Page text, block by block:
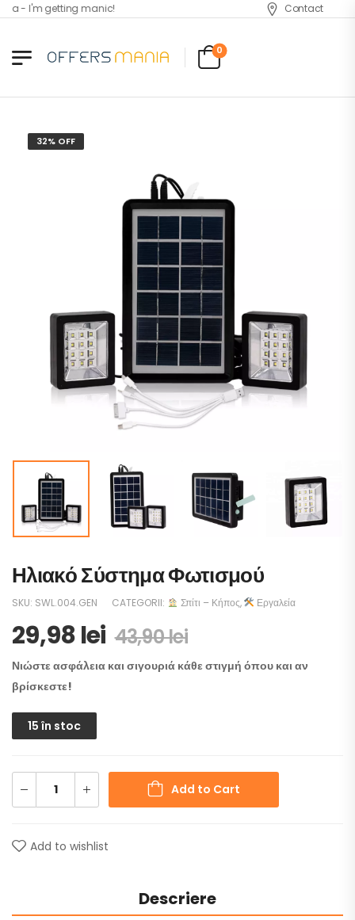
- I'm getting manic! Contact
0
32% OFF
Ηλιακό Σύστημα Φωτισμού
SKU: SWL.004.GEN CATEGORII: Σπίτι – Κήπος, Εργαλεία
29,98lei 43,90lei
Νιώστε ασφάλεια και σιγουριά κάθε στιγμή όπου και αν
βρίσκεστε!
15 în stoc
Add to Cart
Add to wishlist
Descriere